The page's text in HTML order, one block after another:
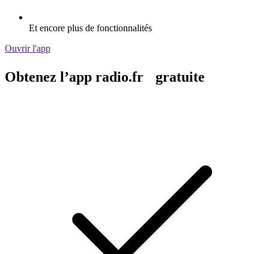
Et encore plus de fonctionnalités
Ouvrir l'app
Obtenez l’app radio.fr gratuite